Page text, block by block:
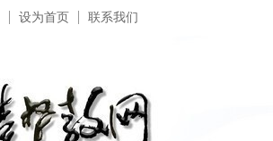
设为首页 联系我们